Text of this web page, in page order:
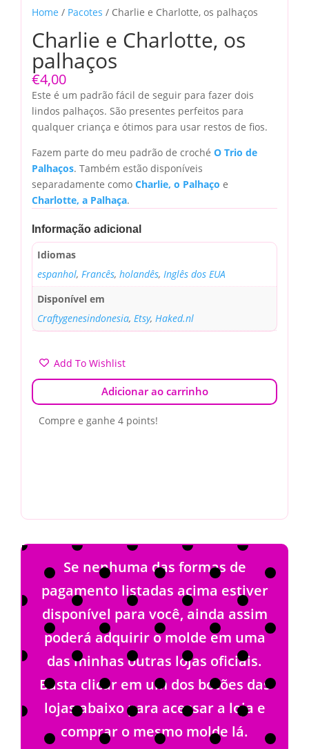
Home / Pacotes / Charlie e Charlotte, os palhaços
Charlie e Charlotte, os
palhaços
€4,00
Este é um padrão fácil de seguir para fazer dois
lindos palhaços. São presentes perfeitos para
qualquer criança e ótimos para usar restos de fios.
Fazem parte do meu padrão de croché O Trio de
Palhaços. Também estão disponíveis
separadamente como Charlie, o Palhaço e
Charlotte, a Palhaça.
Informação adicional
Idiomas
espanhol, Francês, holandês, Inglês dos EUA
Disponível em
Craftygenesindonesia, Etsy, Haked.nl
Add To Wishlist
Adicionar ao carrinho
Compre e ganhe 4 points!
Se nenhuma das formas de
pagamento listadas acima estiver
disponível para você, ainda assim
poderá adquirir o molde em uma
das minhas outras lojas oficiais.
Basta clicar em um dos botões das
lojas abaixo para acessar a loja e
comprar o mesmo molde lá.